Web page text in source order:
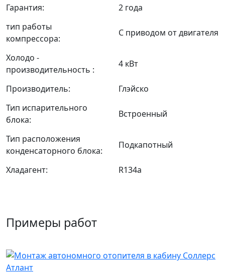
Гарантия:
2 года
тип работы
компрессора:
С приводом от двигателя
Холодо -
производительность :
4 кВт
Производитель:
Глэйско
Тип испарительного
блока:
Встроенный
Тип расположения
конденсаторного блока:
Подкапотный
Хладагент: R134a
Примеры работ